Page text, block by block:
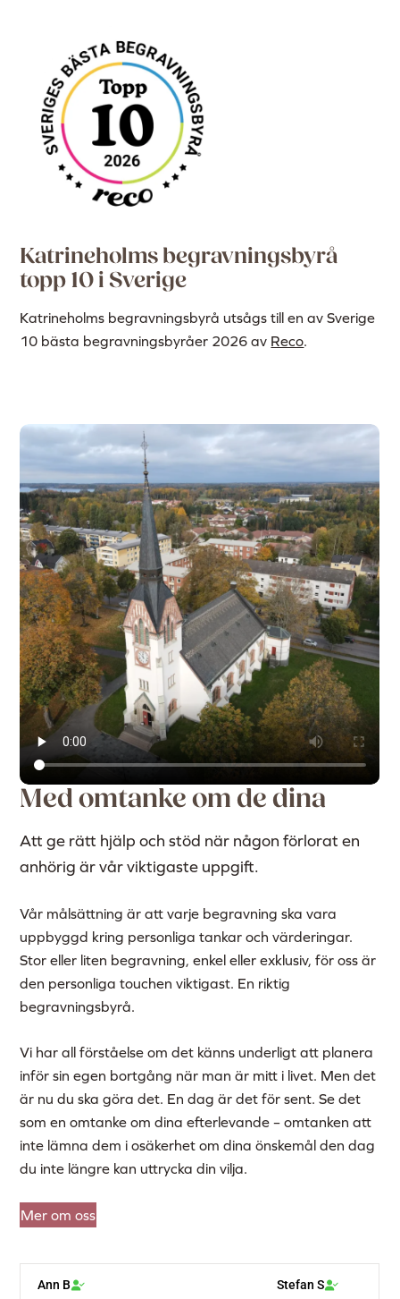
Katrineholms begravningsbyrå
topp 10 i Sverige
Katrineholms begravningsbyrå utsågs till en av Sverige
10 bästa begravningsbyråer 2026 av Reco.
Med omtanke om de dina
Att ge rätt hjälp och stöd när någon förlorat en
anhörig är vår viktigaste uppgift.
Vår målsättning är att varje begravning ska vara
uppbyggd kring personliga tankar och värderingar.
Stor eller liten begravning, enkel eller exklusiv, för oss är
den personliga touchen viktigast. En riktig
begravningsbyrå.
Vi har all förståelse om det känns underligt att planera
inför sin egen bortgång när man är mitt i livet. Men det
är nu du ska göra det. En dag är det för sent. Se det
som en omtanke om dina efterlevande – omtanken att
inte lämna dem i osäkerhet om dina önskemål den dag
du inte längre kan uttrycka din vilja.
Mer om oss